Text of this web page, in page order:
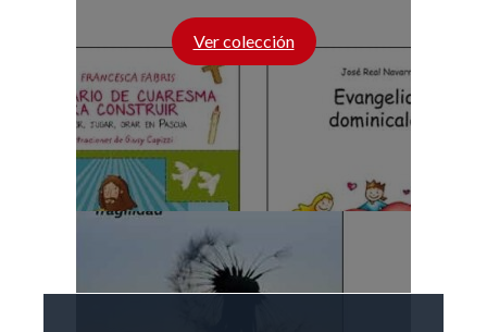
Ver colección